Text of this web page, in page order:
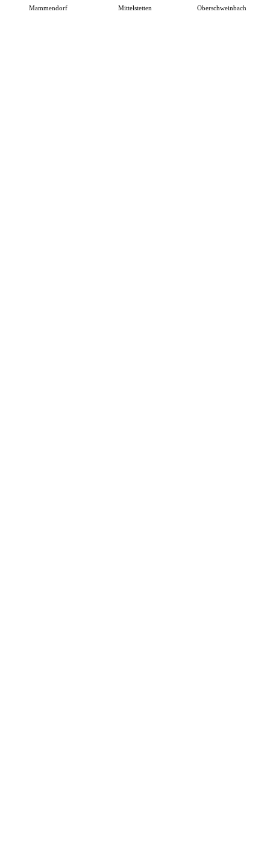
Mammendorf Mittelstetten Oberschweinbach